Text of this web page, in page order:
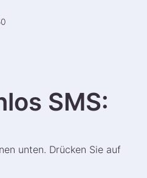
SMS:
unten. Drücken Sie auf